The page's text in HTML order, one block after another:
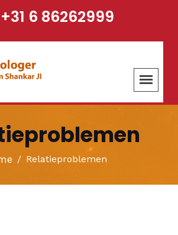
+31 6 86262999
Relatieproblemen